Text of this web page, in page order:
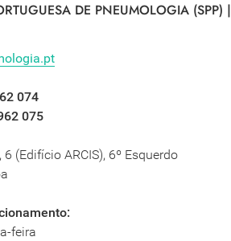
DE PNEUMOLOGIA (SPP) |
074
075
6 (Edifício ARCIS), 6º Esquerdo
feira